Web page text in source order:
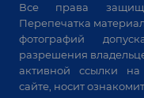
Универсальные
Системы аспирации
Станки лазерной
Решения для учебных
Все права
Перепечатка
фотографий
разрешения
активной ссылки
сайте, носит